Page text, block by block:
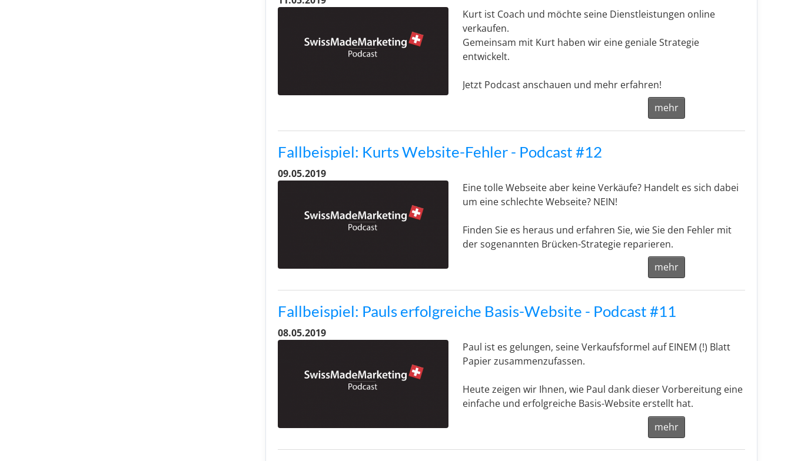
Kurt ist Coach und möchte seine Dienstleistungen online
verkaufen.
Gemeinsam mit Kurt haben wir eine geniale Strategie
entwickelt.
Jetzt Podcast anschauen und mehr erfahren!
mehr
Fallbeispiel: Kurts Website-Fehler - Podcast #12
09.05.2019
Eine tolle Webseite aber keine Verkäufe? Handelt es sich dabei
um eine schlechte Webseite? NEIN!
Finden Sie es heraus und erfahren Sie, wie Sie den Fehler mit
der sogenannten Brücken-Strategie reparieren.
mehr
Fallbeispiel: Pauls erfolgreiche Basis-Website - Podcast #11
08.05.2019
Paul ist es gelungen, seine Verkaufsformel auf EINEM (!) Blatt
Papier zusammenzufassen.
Heute zeigen wir Ihnen, wie Paul dank dieser Vorbereitung eine
einfache und erfolgreiche Basis-Website erstellt hat.
mehr